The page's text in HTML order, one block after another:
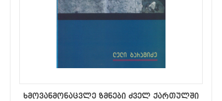
ხმოვანმონაცვლე ზმნები ძველ ქართულში